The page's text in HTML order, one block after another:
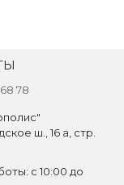
78
ш., 16 а, стр.
с 10:00 до